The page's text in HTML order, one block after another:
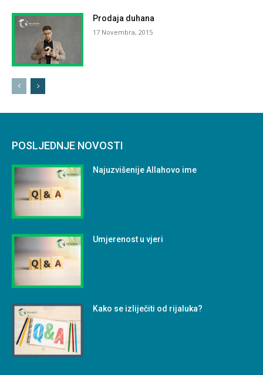
Prodaja duhana
17 Novembra, 2015
POSLJEDNJE NOVOSTI
Najuzvišenije Allahovo ime
Umjerenost u vjeri
Kako se izliječiti od rijaluka?